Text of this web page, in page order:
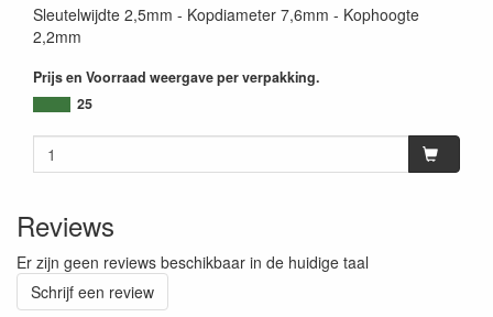
Sleutelwijdte 2,5mm - Kopdiameter 7,6mm - Kophoogte
2,2mm
Prijs en Voorraad weergave per verpakking.
25
Reviews
Er zijn geen reviews beschikbaar in de huidige taal
Schrijf een review